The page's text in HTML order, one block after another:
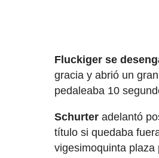
Fluckiger se
gracia y abrió un
pedaleaba 10
Schurter adelantó
título si quedaba
vigesimoquinta